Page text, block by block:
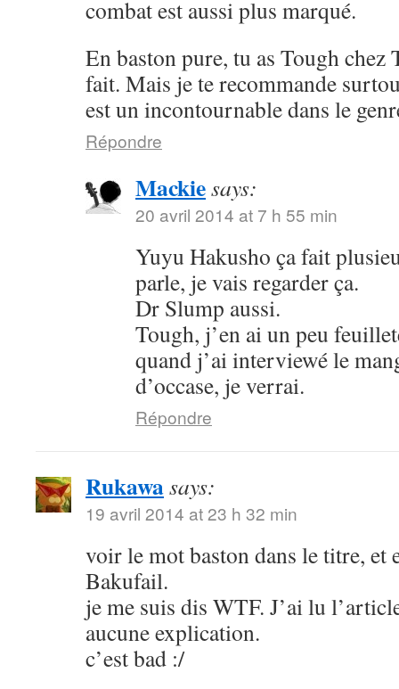
combat est aussi plus marqué.
En baston pure, tu as Tough chez
fait. Mais je te recommande
est un incontournable dans le
Répondre
Mackiesays:
20 avril 2014 at 7 h 55 min
Yuyu Hakusho ça fait
parle, je vais regarder ça.
Dr Slump aussi.
Tough, j’en ai un peu
quand j’ai interviewé le
d’occase, je verrai.
Répondre
Rukawasays:
19 avril 2014 at 23 h 32 min
voir le mot baston dans le titre, et
Bakufail.
je me suis dis WTF. J’ai lu
aucune explication.
c’est bad :/